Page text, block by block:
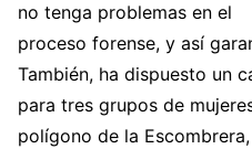
no tenga problemas en el
proceso forense, y así
También, ha dispuesto un
para tres grupos de
polígono de la